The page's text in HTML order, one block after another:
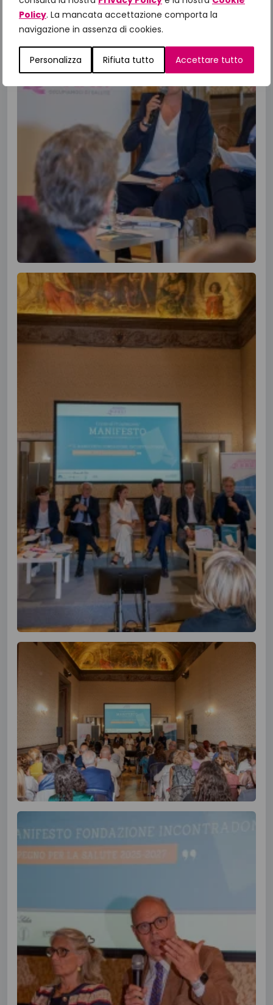
Policy. La mancata accettazione comporta la
navigazione in assenza di cookies.
Personalizza Rifiuta tutto Accettare tutto